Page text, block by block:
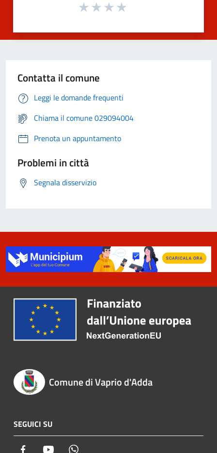
Contatta il comune
Leggi le domande frequenti
Chiama il comune 029094004
Prenota un appuntamento
Problemi in città
Segnala disservizio
Comune di Vaprio d'Adda
SEGUICI SU
Facebook Youtube